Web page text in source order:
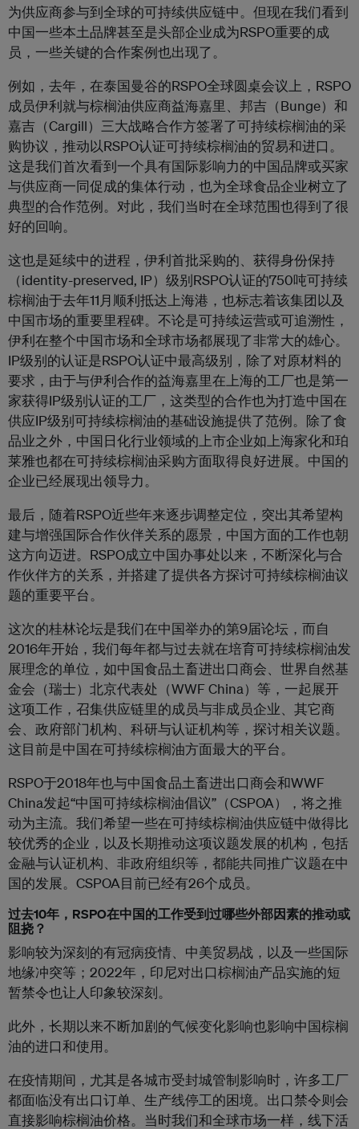
为供应商参与到全球的可持续供应链中。但现在我们看到
中国一些本土品牌甚至是头部企业成为RSPO重要的成
员，一些关键的合作案例也出现了。
例如，去年，在泰国曼谷的RSPO全球圆桌会议上，RSPO
成员伊利就与棕榈油供应商益海嘉里、邦吉（Bunge）和
嘉吉（Cargill）三大战略合作方签署了可持续棕榈油的采
购协议，推动以RSPO认证可持续棕榈油的贸易和进口。
这是我们首次看到一个具有国际影响力的中国品牌或买家
与供应商一同促成的集体行动，也为全球食品企业树立了
典型的合作范例。对此，我们当时在全球范围也得到了很
好的回响。
这也是延续中的进程，伊利首批采购的、获得身份保持
（identity-preserved, IP）级别RSPO认证的750吨可持续
棕榈油于去年11月顺利抵达上海港，也标志着该集团以及
中国市场的重要里程碑。不论是可持续运营或可追溯性，
伊利在整个中国市场和全球市场都展现了非常大的雄心。
IP级别的认证是RSPO认证中最高级别，除了对原材料的
要求，由于与伊利合作的益海嘉里在上海的工厂也是第一
家获得IP级别认证的工厂，这类型的合作也为打造中国在
供应IP级别可持续棕榈油的基础设施提供了范例。除了食
品业之外，中国日化行业领域的上市企业如上海家化和珀
莱雅也都在可持续棕榈油采购方面取得良好进展。 中国的
企业已经展现出领导力。
最后，随着RSPO近些年来逐步调整定位，突出其希望构
建与增强国际合作伙伴关系的愿景，中国方面的工作也朝
这方向迈进。RSPO成立中国办事处以来，不断深化与合
作伙伴方的关系，并搭建了提供各方探讨可持续棕榈油议
题的重要平台。
这次的桂林论坛是我们在中国举办的第9届论坛，而自
2016年开始，我们每年都与过去就在培育可持续棕榈油发
展理念的单位，如中国食品土畜进出口商会、世界自然基
金会（瑞士）北京代表处（WWF China）等，一起展开
这项工作，召集供应链里的成员与非成员企业、其它商
会、政府部门机构、科研与认证机构等，探讨相关议题。
这目前是中国在可持续棕榈油方面最大的平台。
RSPO于2018年也与中国食品土畜进出口商会和WWF
China发起“中国可持续棕榈油倡议”（CSPOA），将之推
动为主流。我们希望一些在可持续棕榈油供应链中做得比
较优秀的企业，以及长期推动这项议题发展的机构，包括
金融与认证机构、非政府组织等，都能共同推广议题在中
国的发展。CSPOA目前已经有26个成员。
过去10年，RSPO在中国的工作受到过哪些外部因素的推动或
阻挠？
影响较为深刻的有冠病疫情、中美贸易战，以及一些国际
地缘冲突等；2022年，印尼对出口棕榈油产品实施的短
暂禁令也让人印象较深刻。
此外，长期以来不断加剧的气候变化影响也影响中国棕榈
油的进口和使用。
在疫情期间，尤其是各城市受封城管制影响时，许多工厂
都面临没有出口订单、生产线停工的困境。出口禁令则会
直接影响棕榈油价格。当时我们和全球市场一样，线下活